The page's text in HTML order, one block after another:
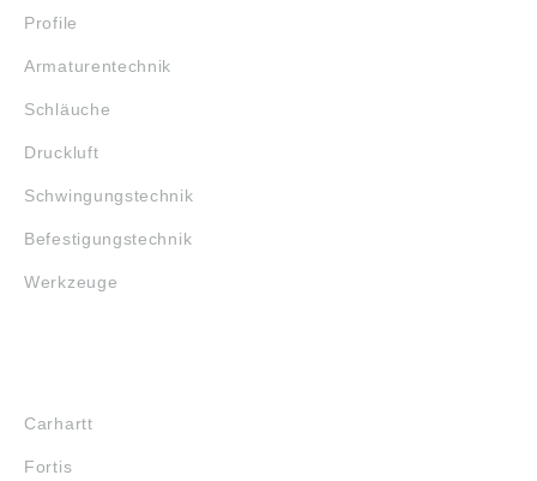
Profile
Armaturentechnik
Schläuche
Druckluft
Schwingungstechnik
Befestigungstechnik
Werkzeuge
Carhartt
Fortis